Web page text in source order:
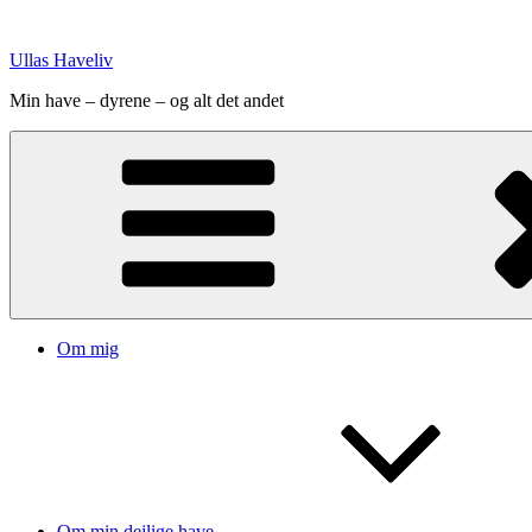
indhold
Ullas Haveliv
Min have – dyrene – og alt det andet
Om mig